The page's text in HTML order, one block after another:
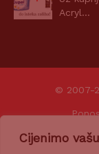
Cijenimo
Acryl…
© 2007-